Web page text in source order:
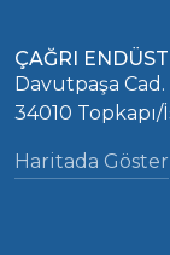
ÇAĞRI
Davutpaşa Cad.
34010 Topkapı/
Haritada Göster